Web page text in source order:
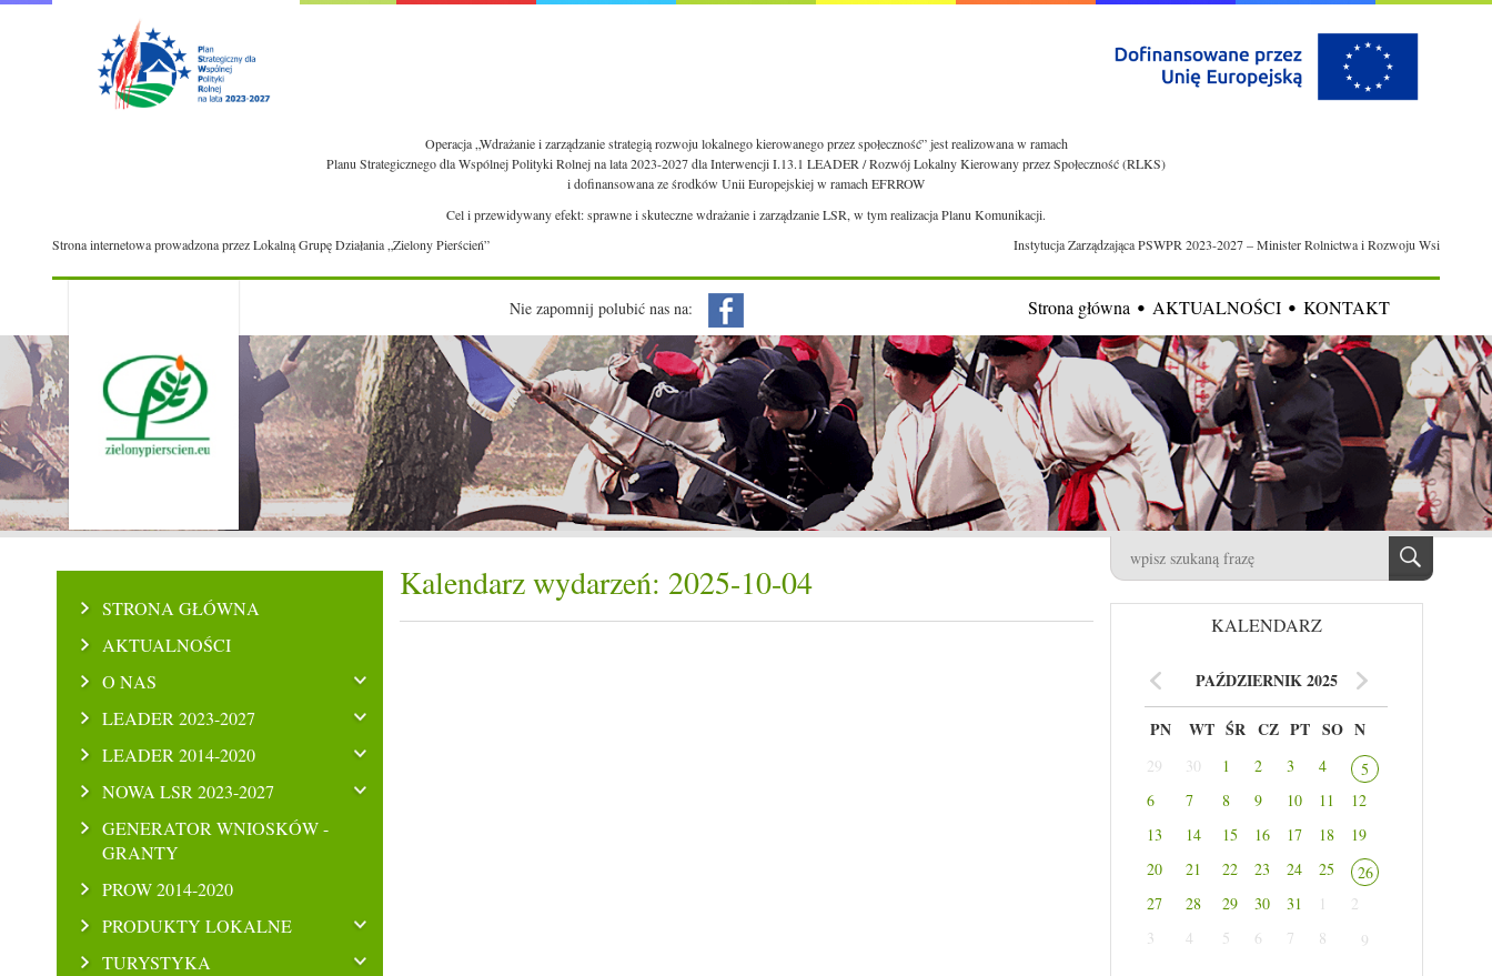
Operacja „Wdrażanie i zarządzanie strategią rozwoju lokalnego kierowanego przez społeczność” jest realizowana w ramach
Planu Strategicznego dla Wspólnej Polityki Rolnej na lata 2023-2027 dla Interwencji I.13.1 LEADER / Rozwój Lokalny Kierowany przez Społeczność (RLKS)
i dofinansowana ze środków Unii Europejskiej w ramach EFRROW
Cel i przewidywany efekt: sprawne i skuteczne wdrażanie i zarządzanie LSR, w tym realizacja Planu Komunikacji.
Strona internetowa prowadzona przez Lokalną Grupę Działania „Zielony Pierścień”
Instytucja Zarządzająca PSWPR 2023-2027 – Minister Rolnictwa i Rozwoju Wsi
Nie zapomnij polubić nas na: Strona główna AKTUALNOŚCI KONTAKT
STRONA GŁÓWNA
AKTUALNOŚCI
O NAS
LEADER 2023-2027
LEADER 2014-2020
NOWA LSR 2023-2027
GENERATOR WNIOSKÓW -
GRANTY
PROW 2014-2020
PRODUKTY LOKALNE
TURYSTYKA
Kalendarz wydarzeń: 2025-10-04
KALENDARZ
PAŹDZIERNIK 2025
PN WT ŚR CZ PT SO N
29 30 1 2 3 4
5
6
7 8 9 10 11
12
13
14 15 16 17 18
19
20
21 22 23 24 25
26
27
28 29 30 31 1
2
3
4 5 6 7 8 9